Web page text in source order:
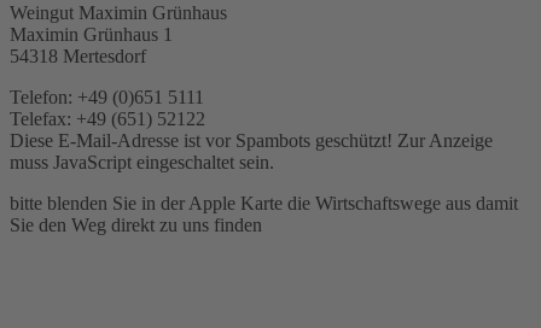
Weingut Maximin Grünhaus
Maximin Grünhaus 1
54318 Mertesdorf
Telefon: +49 (0)651 5111
Telefax: +49 (651) 52122
Diese E-Mail-Adresse ist vor Spambots geschützt! Zur Anzeige
muss JavaScript eingeschaltet sein.
bitte blenden Sie in der Apple Karte die Wirtschaftswege aus damit
Sie den Weg direkt zu uns finden